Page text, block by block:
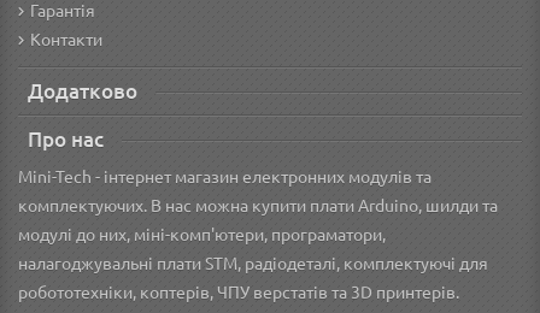
Гарантія
Контакти
Додатково
Про нас
Mini-Tech - інтернет магазин електронних модулів та
комплектуючих. В нас можна купити плати Arduino, шилди та
модулі до них, міні-комп'ютери, програматори,
налагоджувальні плати STM, радіодеталі, комплектуючі для
робототехніки, коптерів, ЧПУ верстатів та 3D принтерів.